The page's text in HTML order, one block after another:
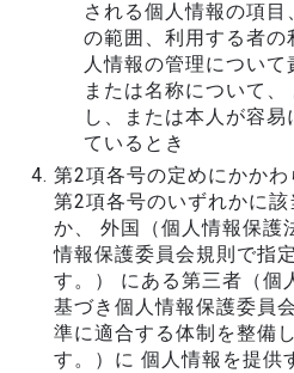
される個人情報の項
の範囲、利用する者
人情報の管理につい
または名称について
し、または本人が容
ているとき
第2項各号の定めにかか
第2項各号のいずれかに
か、 外国（個人情報保護
情報保護委員会規則で指
す。） にある第三者（個
基づき個人情報保護委員
準に適合する体制を整備
す。）に 個人情報を提供